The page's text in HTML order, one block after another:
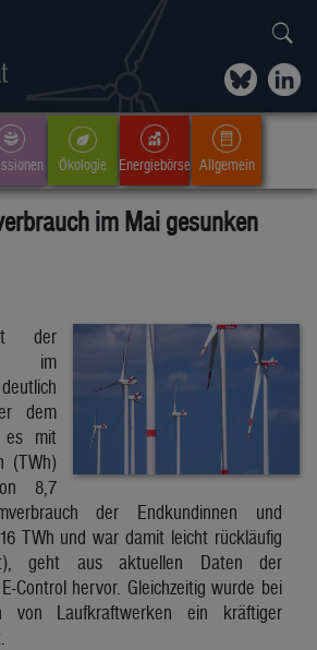
Ökologie Energiebörse Allgemein
im Mai gesunken
der
im
dem
es mit
(TWh)
8,7
der Endkundinnen und
TWh und war damit leicht rückläufig
geht aus aktuellen Daten der
Control hervor. Gleichzeitig wurde bei
von Laufkraftwerken ein kräftiger